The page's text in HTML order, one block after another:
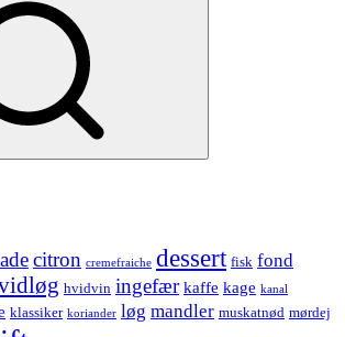
citron cremefraiche dessert fisk fond
hvidvin ingefær kaffe kage kanal
klassiker koriander løg mandler muskatnød mørdej